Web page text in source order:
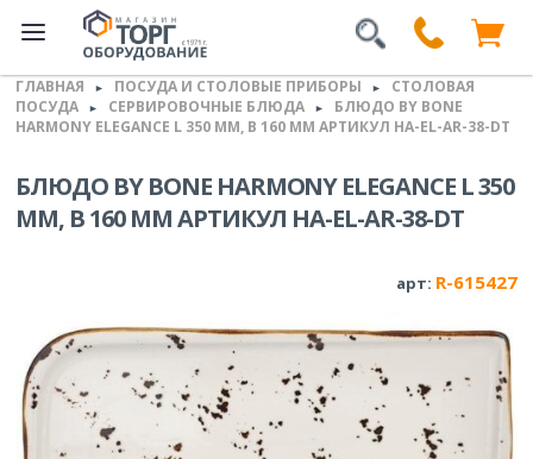
ГЛАВНАЯ ► ПОСУДА И СТОЛОВЫЕ ПРИБОРЫ ►
СТОЛОВАЯ
ПОСУДА
► СЕРВИРОВОЧНЫЕ БЛЮДА ►
БЛЮДО BY BONE
HARMONY ELEGANCE L 350 ММ, B 160 ММ АРТИКУЛ HA-EL-AR-38-DT
БЛЮДО BY BONE HARMONY ELEGANCE L 350
ММ, B 160 ММ АРТИКУЛ HA-EL-AR-38-DT
арт: R-615427